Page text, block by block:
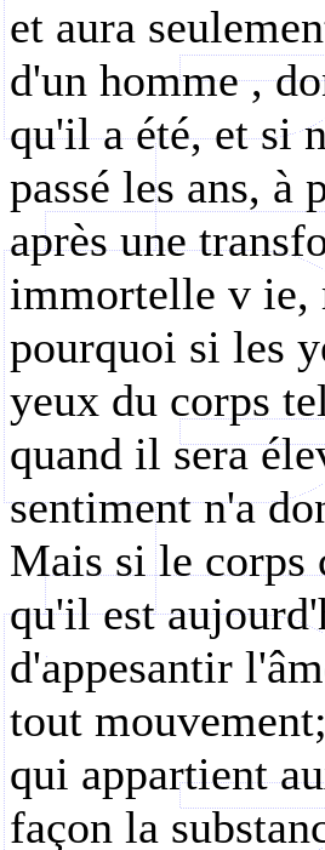
et aura
d'un homme ,
qu'il a été, et si
passé les ans, à
après une
immortelle v ie,
pourquoi si les
yeux du corps
quand il sera
sentiment n'a
Mais si le corps
qu'il est
d'appesantir
tout
qui appartient
façon la